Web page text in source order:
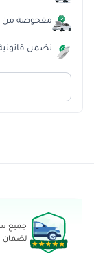
مفحوصة من
نضمن قانونية
جميع
لضمان